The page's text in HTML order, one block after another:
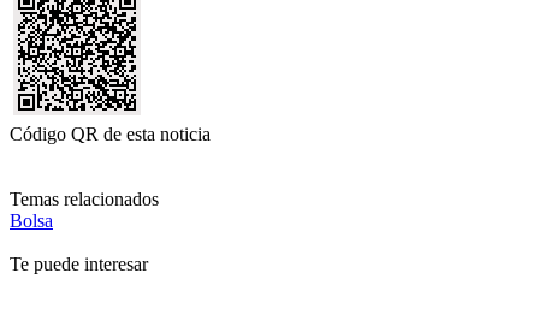
Código QR de esta noticia
Temas relacionados
Bolsa
Te puede interesar